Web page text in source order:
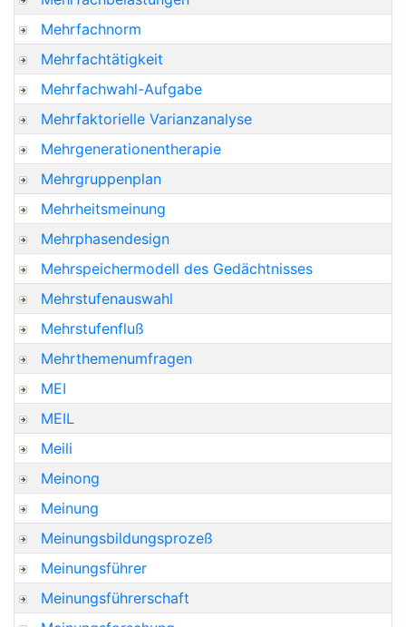
Mehrfachnorm
Mehrfachtätigkeit
Mehrfachwahl-Aufgabe
Mehrfaktorielle Varianzanalyse
Mehrgenerationentherapie
Mehrgruppenplan
Mehrheitsmeinung
Mehrphasendesign
Mehrspeichermodell des Gedächtnisses
Mehrstufenauswahl
Mehrstufenfluß
Mehrthemenumfragen
MEI
MEIL
Meili
Meinong
Meinung
Meinungsbildungsprozeß
Meinungsführer
Meinungsführerschaft